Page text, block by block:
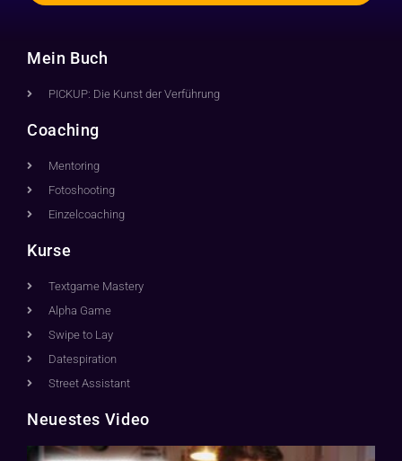
Mein Buch
PICKUP: Die Kunst der Verführung
Coaching
Mentoring
Fotoshooting
Einzelcoaching
Kurse
Textgame Mastery
Alpha Game
Swipe to Lay
Datespiration
Street Assistant
Neuestes Video